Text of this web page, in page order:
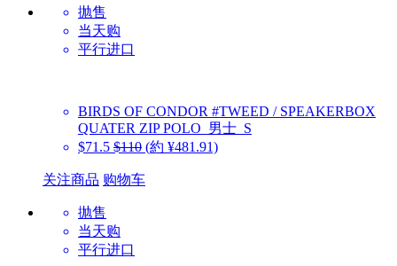
抛售
当天购
平行进口
BIRDS OF CONDOR #TWEED / SPEAKERBOX
QUATER ZIP POLO_男士_S
$71.5 $110 (約 ¥481.91)
关注商品 购物车
抛售
当天购
平行进口